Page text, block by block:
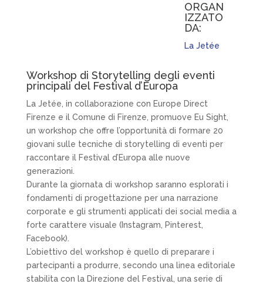
ORGAN
IZZATO
DA:
La Jetée
Workshop di Storytelling degli eventi
principali del Festival d’Europa
La Jetée, in collaborazione con Europe Direct
Firenze e il Comune di Firenze, promuove Eu Sight,
un workshop che offre l’opportunità di formare 20
giovani sulle tecniche di storytelling di eventi per
raccontare il Festival d’Europa alle nuove
generazioni.
Durante la giornata di workshop saranno esplorati i
fondamenti di progettazione per una narrazione
corporate e gli strumenti applicati dei social media a
forte carattere visuale (Instagram, Pinterest,
Facebook).
L’obiettivo del workshop è quello di preparare i
partecipanti a produrre, secondo una linea editoriale
stabilita con la Direzione del Festival, una serie di